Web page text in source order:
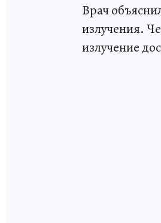
Врач
излучения.
излучение